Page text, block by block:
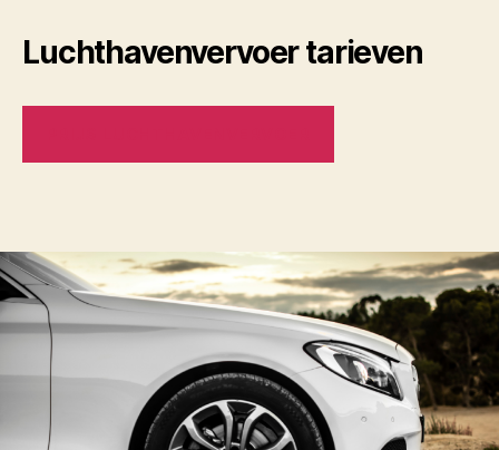
Luchthavenvervoer tarieven